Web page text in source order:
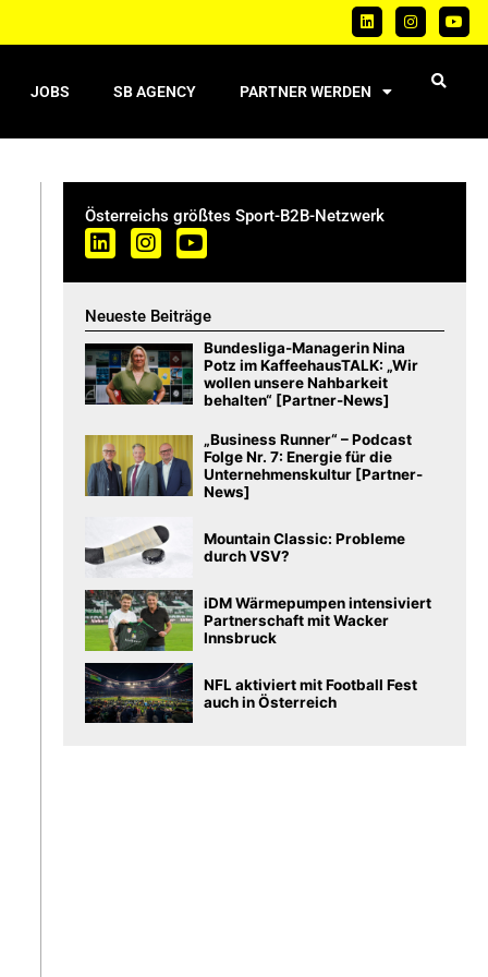
JOBS SB AGENCY PARTNER WERDEN
Österreichs größtes Sport-B2B-Netzwerk
Neueste Beiträge
Bundesliga-Managerin Nina
Potz im KaffeehausTALK: „Wir
wollen unsere Nahbarkeit
behalten“ [Partner-News]
„Business Runner“ – Podcast
Folge Nr. 7: Energie für die
Unternehmenskultur [Partner-
News]
Mountain Classic: Probleme
durch VSV?
iDM Wärmepumpen intensiviert
Partnerschaft mit Wacker
Innsbruck
NFL aktiviert mit Football Fest
auch in Österreich